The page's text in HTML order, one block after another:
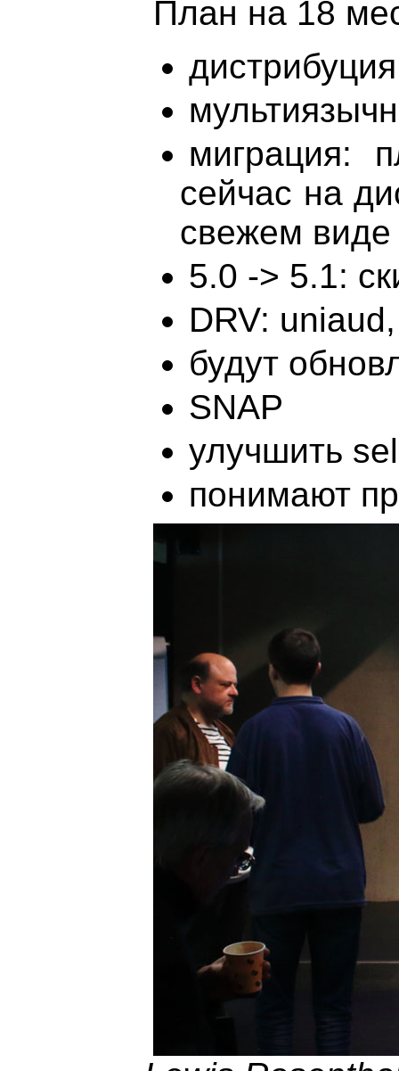
План на 18
миграция:
сейчас на
свежем виде
5.0 -> 5.1:
DRV:
будут
SNAP
улучшить
понимают